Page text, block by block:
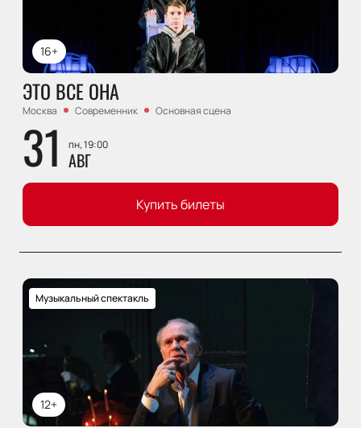
16+
ЭТО ВСЕ ОНА
Москва Современник Основная сцена
31 пн, 19:00
АВГ
Купить билеты
12+
Музыкальный спектакль